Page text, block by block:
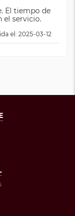
El tiempo de
el servicio.
el: 2025-03-12